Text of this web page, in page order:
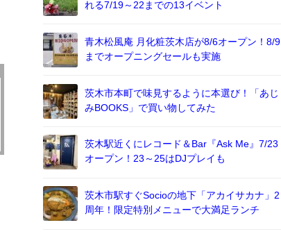
れる7/19～22までの13イベント
青木松風庵 月化粧茨木店が8/6オープン！8/9
までオープニングセールも実施
茨木市本町で味見するように本選び！「あじ
みBOOKS」で買い物してみた
茨木駅近くにレコード＆Bar『Ask Me』7/23
オープン！23～25はDJプレイも
茨木市駅すぐSocioの地下「アカイサカナ」2
周年！限定特別メニューで大満足ランチ